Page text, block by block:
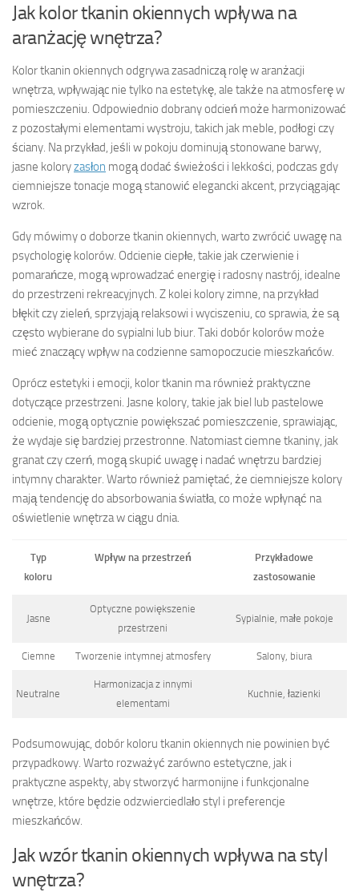
Jak kolor tkanin okiennych wpływa na
aranżację wnętrza?
Kolor tkanin okiennych odgrywa zasadniczą rolę w aranżacji
wnętrza, wpływając nie tylko na estetykę, ale także na atmosferę w
pomieszczeniu. Odpowiednio dobrany odcień może harmonizować
z pozostałymi elementami wystroju, takich jak meble, podłogi czy
ściany. Na przykład, jeśli w pokoju dominują stonowane barwy,
jasne koloryzasłon mogą dodać świeżości i lekkości, podczas gdy
ciemniejsze tonacje mogą stanowić elegancki akcent, przyciągając
wzrok.
Gdy mówimy o doborze tkanin okiennych, warto zwrócić uwagę na
psychologię kolorów. Odcienie ciepłe, takie jak czerwienie i
pomarańcze, mogą wprowadzać energię i radosny nastrój, idealne
do przestrzeni rekreacyjnych. Z kolei kolory zimne, na przykład
błękit czy zieleń, sprzyjają relaksowi i wyciszeniu, co sprawia, że są
często wybierane do sypialni lub biur. Taki dobór kolorów może
mieć znaczący wpływ na codzienne samopoczucie mieszkańców.
Oprócz estetyki i emocji, kolor tkanin ma również praktyczne
dotyczące przestrzeni. Jasne kolory, takie jak biel lub pastelowe
odcienie, mogą optycznie powiększać pomieszczenie, sprawiając,
że wydaje się bardziej przestronne. Natomiast ciemne tkaniny, jak
granat czy czerń, mogą skupić uwagę i nadać wnętrzu bardziej
intymny charakter. Warto również pamiętać, że ciemniejsze kolory
mają tendencję do absorbowania światła, co może wpłynąć na
oświetlenie wnętrza w ciągu dnia.
Typ
koloru
Wpływ na przestrzeń
Przykładowe
zastosowanie
Jasne
Optyczne powiększenie
przestrzeni
Sypialnie, małe pokoje
Ciemne Tworzenie intymnej atmosfery Salony, biura
Neutralne
Harmonizacja z innymi
elementami
Kuchnie, łazienki
Podsumowując, dobór koloru tkanin okiennych nie powinien być
przypadkowy. Warto rozważyć zarówno estetyczne, jak i
praktyczne aspekty, aby stworzyć harmonijne i funkcjonalne
wnętrze, które będzie odzwierciedlało styl i preferencje
mieszkańców.
Jak wzór tkanin okiennych wpływa na styl
wnętrza?